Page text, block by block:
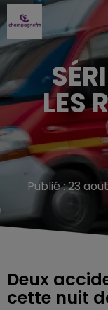
LES
Publié : 23
Deux
cette nuit